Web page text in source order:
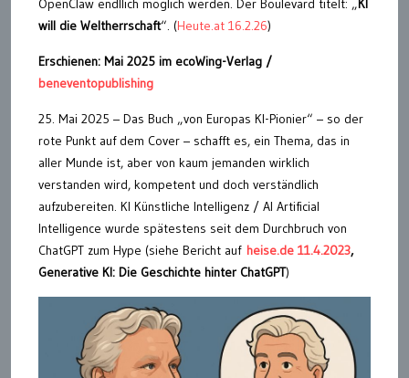
OpenClaw endllich möglich werden. Der Boulevard titelt: „KI
will die Weltherrschaft“. (Heute.at 16.2.26)
Erschienen: Mai 2025 im ecoWing-Verlag /
beneventopublishing
25. Mai 2025 – Das Buch „von Europas KI-Pionier“ – so der
rote Punkt auf dem Cover – schafft es, ein Thema, das in
aller Munde ist, aber von kaum jemanden wirklich
verstanden wird, kompetent und doch verständlich
aufzubereiten. KI Künstliche Intelligenz / AI Artificial
Intelligence wurde spätestens seit dem Durchbruch von
ChatGPT zum Hype (siehe Bericht auf heise.de 11.4.2023,
Generative KI: Die Geschichte hinter ChatGPT)